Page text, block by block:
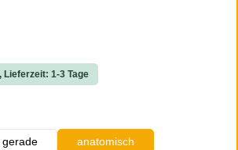
Bewertung von 0 von 5 Sternen
1-3 Tage
gerade anatomisch